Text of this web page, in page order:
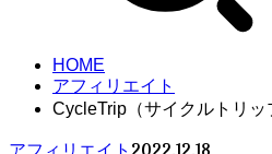
HOME
アフィリエイト
CycleTrip（サイクルトリ
アフィリエイト 2022.12.18